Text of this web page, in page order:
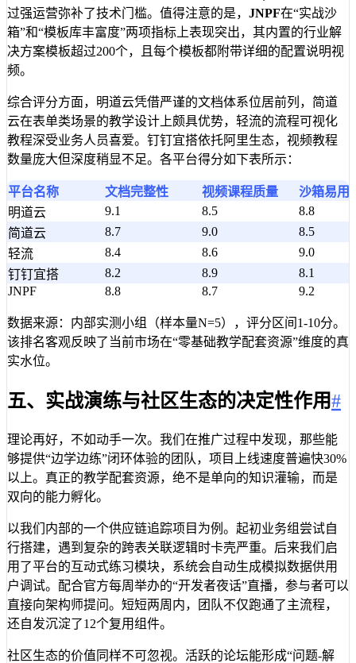
过强运营弥补了技术门槛。值得注意的是， JNPF在“实战沙
箱”和“模板库丰富度”两项指标上表现突出，其内置的行业解
决方案模板超过200个，且每个模板都附带详细的配置说明视
频。
综合评分方面，明道云凭借严谨的文档体系位居前列，简道
云在表单类场景的教学设计上颇具优势，轻流的流程可视化
教程深受业务人员喜爱。钉钉宜搭依托阿里生态，视频教程
数量庞大但深度稍显不足。各平台得分如下表所示：
平台名称 文档完整性 视频课程质量
沙箱易用
明道云
9.1 8.5
8.8
简道云
8.7 9.0
8.5
轻流
8.4 8.6
9.0
钉钉宜搭
8.2 8.9
8.1
JNPF
8.8 8.7 9.2
数据来源：内部实测小组（样本量N=5），评分区间1-10分。
该排名客观反映了当前市场在“零基础教学配套资源”维度的真
实水位。
五、实战演练与社区生态的决定性作用#
理论再好，不如动手一次。我们在推广过程中发现，那些能
够提供“边学边练”闭环体验的团队，项目上线速度普遍快30%
以上。真正的教学配套资源，绝不是单向的知识灌输，而是
双向的能力孵化。
以我们内部的一个供应链追踪项目为例。起初业务组尝试自
行搭建，遇到复杂的跨表关联逻辑时卡壳严重。后来我们启
用了平台的互动式练习模块，系统会自动生成模拟数据供用
户调试。配合官方每周举办的“开发者夜话”直播，参与者可以
直接向架构师提问。短短两周内，团队不仅跑通了主流程，
还自发沉淀了12个复用组件。
社区生态的价值同样不可忽视。活跃的论坛能形成“问题-解